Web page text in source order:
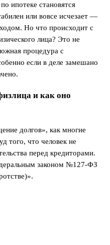
ипотеке становятся
или вовсе исчезает —
Но что происходит с
лица? Это не
процедура с
если в деле замешано
и как оно
долгов», как многие
того, что человек не
перед кредиторами.
законом №127-ФЗ